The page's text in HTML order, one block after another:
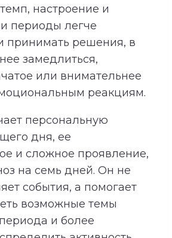
настроение и
периоды легче
принимать решения, в
замедлиться,
или внимательнее
реакциям.
персональную
дня, ее
и сложное проявление,
на семь дней. Он не
события, а помогает
возможные темы
и более